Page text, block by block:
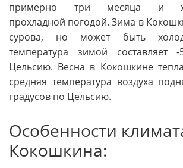
примерно три месяца и
прохладной погодой. Зима в
сурова, но может быть
температура зимой составляет
Цельсию. Весна в Кокошкине
средняя температура воздуха
градусов по Цельсию.
Особенности
Кокошкина: